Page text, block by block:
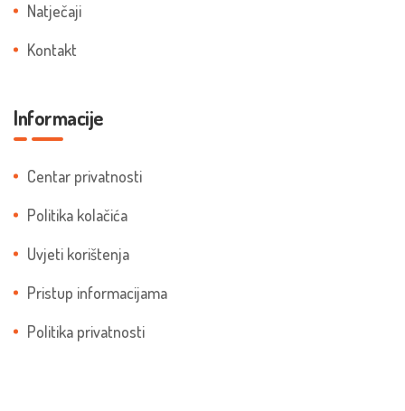
Natječaji
Kontakt
Informacije
Centar privatnosti
Politika kolačića
Uvjeti korištenja
Pristup informacijama
Politika privatnosti